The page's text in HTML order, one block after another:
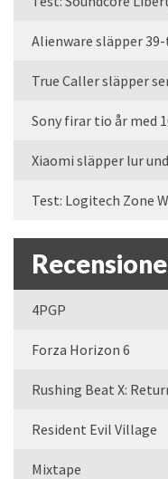
Alienware släpper
True Caller släpper
Sony firar tio år med
Xiaomi släpper lur
Test: Logitech Zone
4PGP
Forza Horizon 6
Rushing Beat X:
Resident Evil Village
Mixtape